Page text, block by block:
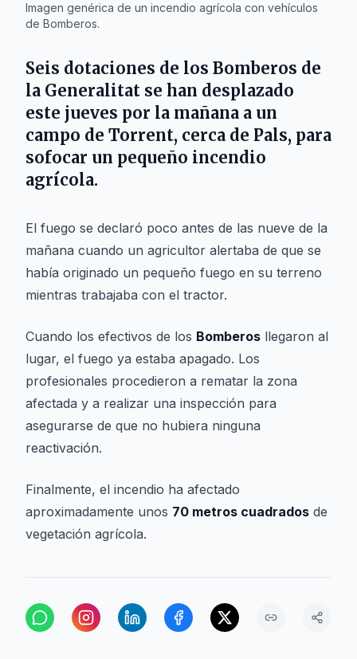
Imagen genérica de un incendio agrícola con vehículos
de Bomberos.
Seis dotaciones de los Bomberos de
la Generalitat se han desplazado
este jueves por la mañana a un
campo de Torrent, cerca de Pals, para
sofocar un pequeño incendio
agrícola.
El fuego se declaró poco antes de las nueve de la
mañana cuando un agricultor alertaba de que se
había originado un pequeño fuego en su terreno
mientras trabajaba con el tractor.
Cuando los efectivos de los Bomberos llegaron al
lugar, el fuego ya estaba apagado. Los
profesionales procedieron a rematar la zona
afectada y a realizar una inspección para
asegurarse de que no hubiera ninguna
reactivación.
Finalmente, el incendio ha afectado
aproximadamente unos 70 metros cuadrados de
vegetación agrícola.